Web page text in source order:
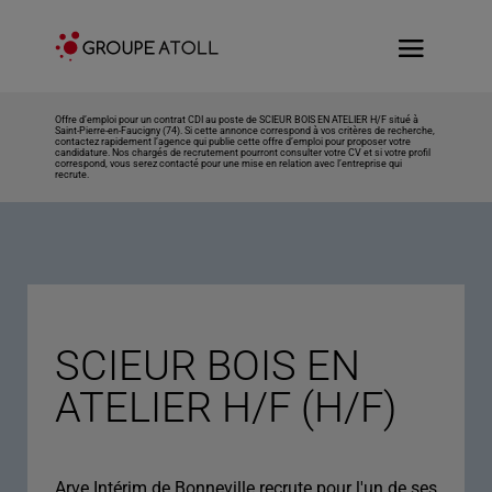
Offre d’emploi pour un contrat CDI au poste de SCIEUR BOIS EN ATELIER H/F situé à
Saint-Pierre-en-Faucigny (74). Si cette annonce correspond à vos critères de recherche,
contactez rapidement l’agence qui publie cette offre d’emploi pour proposer votre
candidature. Nos chargés de recrutement pourront consulter votre CV et si votre profil
correspond, vous serez contacté pour une mise en relation avec l’entreprise qui
recrute.
SCIEUR BOIS EN
ATELIER H/F (H/F)